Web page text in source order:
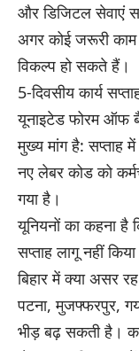
और डिजिटल सेवाएं
अगर कोई जरूरी काम
विकल्प हो सकते हैं।
5-दिवसीय कार्य
यूनाइटेड फोरम ऑफ
मुख्य मांग है: सप्ताह
नए लेबर कोड को
गया है।
यूनियनों का कहना है
सप्ताह लागू नहीं
बिहार में क्या असर
पटना, मुजफ्फरपुर,
भीड़ बढ़ सकती है।